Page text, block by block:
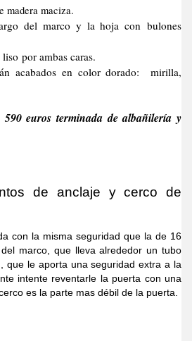
madera maciza.
del marco y la hoja con bulones
por ambas caras.
acabados en color dorado: mirilla,
590 euros terminada de albañilería y
de anclaje y cerco de
la misma seguridad que la de 16
marco, que lleva alrededor un tubo
que le aporta una seguridad extra a la
intente reventarle la puerta con una
es la parte mas débil de la puerta.